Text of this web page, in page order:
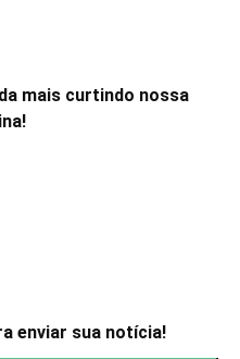
mais curtindo nossa
enviar sua notícia!